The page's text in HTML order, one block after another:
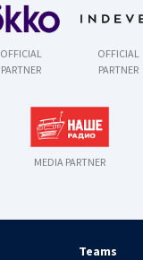
OFFICIAL
PARTNER
OFFICIAL
PARTNER
MEDIA PARTNER
Teams